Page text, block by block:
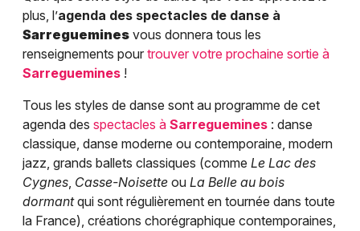
plus, l’agenda des spectacles de danse à
Sarreguemines vous donnera tous les
renseignements pour trouver votre prochaine sortie à
Sarreguemines !
Tous les styles de danse sont au programme de cet
agenda des spectacles à Sarreguemines : danse
classique, danse moderne ou contemporaine, modern
jazz, grands ballets classiques (comme Le Lac des
Cygnes, Casse-Noisette ou La Belle au bois
dormantqui sont régulièrement en tournée dans toute
la France), créations chorégraphique contemporaines,